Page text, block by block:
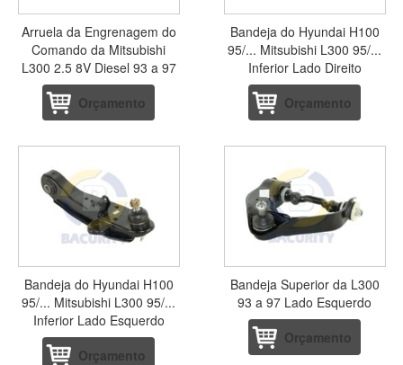
Arruela da Engrenagem do
Comando da Mitsubishi
L300 2.5 8V Diesel 93 a 97
Orçamento
Bandeja do Hyundai H100
95/... Mitsubishi L300 95/...
Inferior Lado Direito
Orçamento
Bandeja do Hyundai H100
95/... Mitsubishi L300 95/...
Inferior Lado Esquerdo
Orçamento
Bandeja Superior da L300
93 a 97 Lado Esquerdo
Orçamento